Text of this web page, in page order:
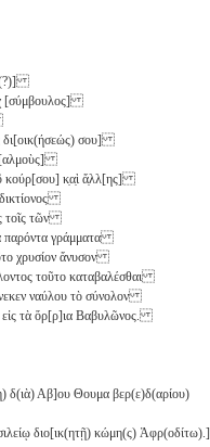
(?)]
[σύμβουλος]
δι[οικ(ήσεώς) σου]
κούρ[σου] κ̣α̣ὶ ἄ̣λλ[ης]
τοῖς τῶν
πα̣ρόντα γράμματα
χρυσίον ἄνυσον
τοῦτο καταβαλέσθαι
ναύλου τὸ σύνολον
εἰς τὰ ὅρ[ρ]ια Βαβυλῶνος.
δ(ιὰ) Αβ]ου Θουμα βερ(ε)δ(αρίου)
διο[ικ(ητῇ) κώμη(ς) Ἀφρ(οδίτω).]